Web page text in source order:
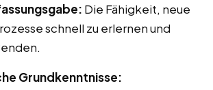
Die Fähigkeit, neue
schnell zu erlernen und
Grundkenntnisse: